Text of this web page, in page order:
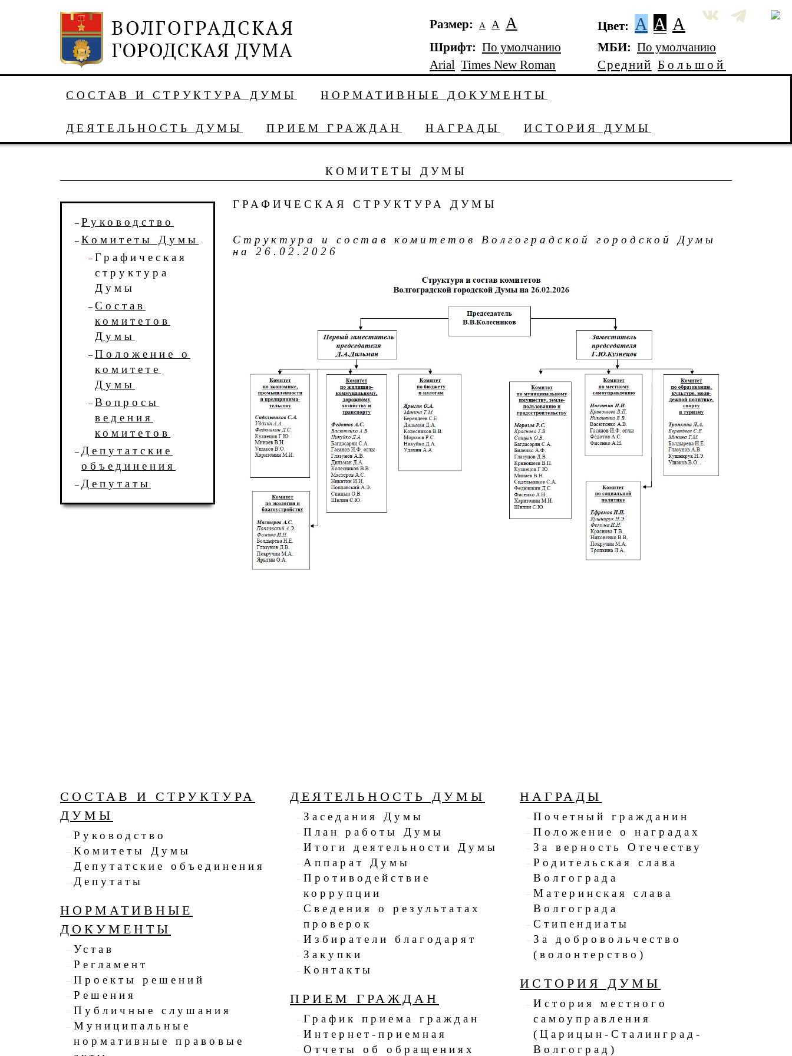
Размер: А А А Цвет: A A A
Шрифт: По умолчанию
Arial Times New Roman
МБИ: По умолчанию
Средний Большой
СОСТАВ И СТРУКТУРА ДУМЫ НОРМАТИВНЫЕ ДОКУМЕНТЫ
ДЕЯТЕЛЬНОСТЬ ДУМЫ ПРИЕМ ГРАЖДАН НАГРАДЫ ИСТОРИЯ ДУМЫ
КОМИТЕТЫ ДУМЫ
Руководство
Комитеты Думы
Графическая
структура
Думы
Состав
комитетов
Думы
Положение о
комитете
Думы
Вопросы
ведения
комитетов
Депутатские
объединения
Депутаты
ГРАФИЧЕСКАЯ СТРУКТУРА ДУМЫ
Структура и состав комитетов Волгоградской городской Думы
на 26.02.2026
СОСТАВ И СТРУКТУРА
ДУМЫ
Руководство
Комитеты Думы
Депутатские объединения
Депутаты
НОРМАТИВНЫЕ
ДОКУМЕНТЫ
Устав
Регламент
Проекты решений
Решения
Публичные слушания
Муниципальные
нормативные правовые
ДЕЯТЕЛЬНОСТЬ ДУМЫ
Заседания Думы
План работы Думы
Итоги деятельности Думы
Аппарат Думы
Противодействие
коррупции
Сведения о результатах
проверок
Избиратели благодарят
Закупки
Контакты
ПРИЕМ ГРАЖДАН
График приема граждан
Интернет-приемная
Отчеты об обращениях
НАГРАДЫ
Почетный гражданин
Положение о наградах
За верность Отечеству
Родительская слава
Волгограда
Материнская слава
Волгограда
Стипендиаты
За добровольчество
(волонтерство)
ИСТОРИЯ ДУМЫ
История местного
самоуправления
(Царицын-Сталинград-
Волгоград)